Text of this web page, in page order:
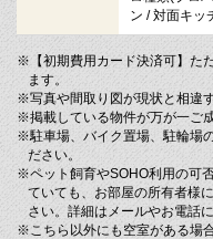
ン / 対面キッ
※【初期費用カード決済可】た
ます。
※写真や間取り図が現状と相違
※掲載している物件が万が一ご
※駐車場、バイク置場、駐輪場
ださい。
※ペット飼育やSOHO利用の可
ていても、お部屋の所有者様
さい。詳細はメールやお電話
※こちら以外にも空室がある場